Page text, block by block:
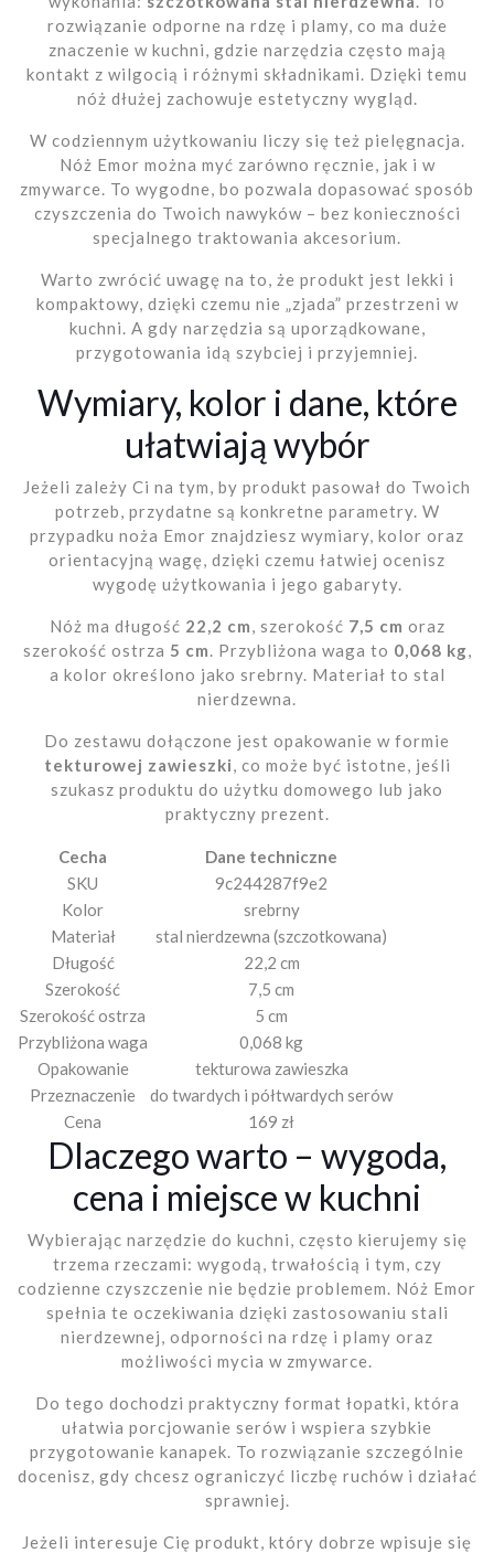
rozwiązanie odporne na rdzę i plamy, co ma duże
znaczenie w kuchni, gdzie narzędzia często mają
kontakt z wilgocią i różnymi składnikami. Dzięki temu
nóż dłużej zachowuje estetyczny wygląd.
W codziennym użytkowaniu liczy się też pielęgnacja.
Nóż Emor można myć zarówno ręcznie, jak i w
zmywarce. To wygodne, bo pozwala dopasować sposób
czyszczenia do Twoich nawyków – bez konieczności
specjalnego traktowania akcesorium.
Warto zwrócić uwagę na to, że produkt jest lekki i
kompaktowy, dzięki czemu nie „zjada” przestrzeni w
kuchni. A gdy narzędzia są uporządkowane,
przygotowania idą szybciej i przyjemniej.
Wymiary, kolor i dane, które
ułatwiają wybór
Jeżeli zależy Ci na tym, by produkt pasował do Twoich
potrzeb, przydatne są konkretne parametry. W
przypadku noża Emor znajdziesz wymiary, kolor oraz
orientacyjną wagę, dzięki czemu łatwiej ocenisz
wygodę użytkowania i jego gabaryty.
Nóż ma długość 22,2 cm, szerokość 7,5 cm oraz
szerokość ostrza 5 cm. Przybliżona waga to 0,068 kg,
a kolor określono jako srebrny. Materiał to stal
nierdzewna.
Do zestawu dołączone jest opakowanie w formie
tekturowej zawieszki, co może być istotne, jeśli
szukasz produktu do użytku domowego lub jako
praktyczny prezent.
Cecha
Dane techniczne
SKU
9c244287f9e2
Kolor
srebrny
Materiał
stal nierdzewna (szczotkowana)
Długość
22,2 cm
Szerokość
7,5 cm
Szerokość ostrza
5 cm
Przybliżona waga
0,068 kg
Opakowanie
tekturowa zawieszka
Przeznaczenie
do twardych i półtwardych serów
Cena
169 zł
Dlaczego warto – wygoda,
cena i miejsce w kuchni
Wybierając narzędzie do kuchni, często kierujemy się
trzema rzeczami: wygodą, trwałością i tym, czy
codzienne czyszczenie nie będzie problemem. Nóż Emor
spełnia te oczekiwania dzięki zastosowaniu stali
nierdzewnej, odporności na rdzę i plamy oraz
możliwości mycia w zmywarce.
Do tego dochodzi praktyczny format łopatki, która
ułatwia porcjowanie serów i wspiera szybkie
przygotowanie kanapek. To rozwiązanie szczególnie
docenisz, gdy chcesz ograniczyć liczbę ruchów i działać
sprawniej.
Jeżeli interesuje Cię produkt, który dobrze wpisuje się